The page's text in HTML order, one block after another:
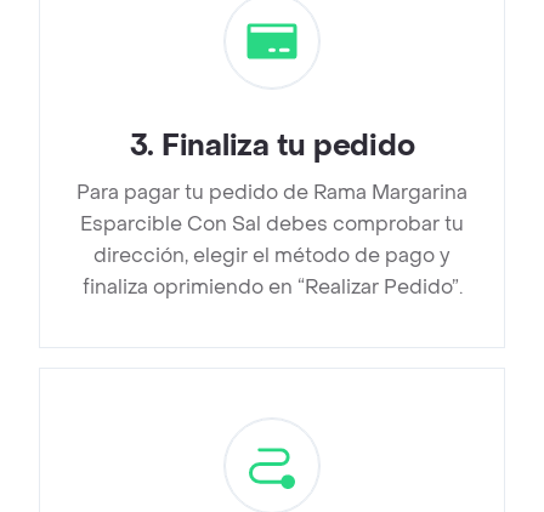
3. Finaliza tu pedido
Para pagar tu pedido de Rama Margarina
Esparcible Con Sal debes comprobar tu
dirección, elegir el método de pago y
finaliza oprimiendo en “Realizar Pedido”.